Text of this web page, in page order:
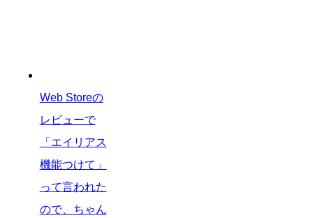
Web Storeの
レビューで
「エイリアス
機能つけて」
って言われた
ので、ちゃん